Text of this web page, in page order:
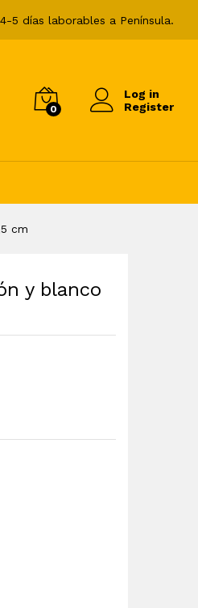
5 días laborables a Península.
0
Log in
Register
cm
y blanco
Añadir al carrito